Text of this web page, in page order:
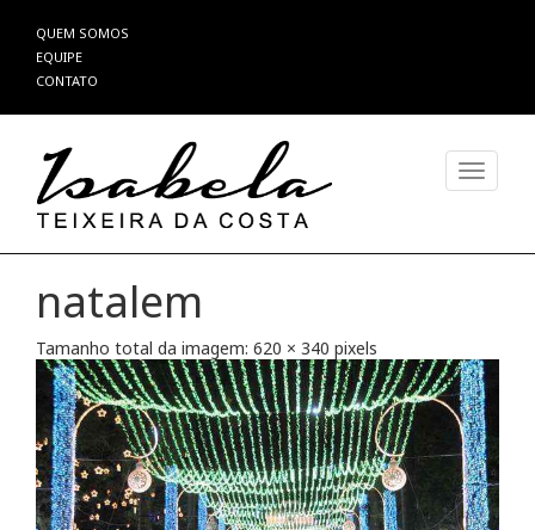
Pular
para
o
QUEM SOMOS
EQUIPE
CONTATO
natalem
Tamanho total da imagem: 620 × 340 pixels